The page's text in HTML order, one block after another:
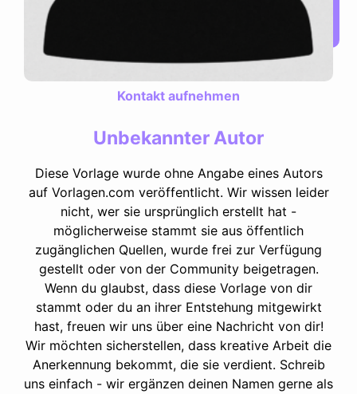
Kontakt aufnehmen
Unbekannter Autor
Diese Vorlage wurde ohne Angabe eines Autors
auf Vorlagen.com veröffentlicht. Wir wissen leider
nicht, wer sie ursprünglich erstellt hat -
möglicherweise stammt sie aus öffentlich
zugänglichen Quellen, wurde frei zur Verfügung
gestellt oder von der Community beigetragen.
Wenn du glaubst, dass diese Vorlage von dir
stammt oder du an ihrer Entstehung mitgewirkt
hast, freuen wir uns über eine Nachricht von dir!
Wir möchten sicherstellen, dass kreative Arbeit die
Anerkennung bekommt, die sie verdient. Schreib
uns einfach - wir ergänzen deinen Namen gerne als